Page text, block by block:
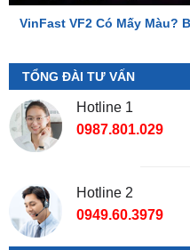
TỔNG ĐÀI TƯ VẤN
Hotline 1
0987.801.029
Địa Chỉ Shop
📌 Chi Nhánh Hồ Chí Minh: